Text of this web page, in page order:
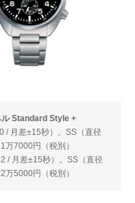
ル Standard Style +
/ 月差±15秒）。SS（直径
7000円（税別）
/ 月差±15秒）。SS（直径
5000円（税別）